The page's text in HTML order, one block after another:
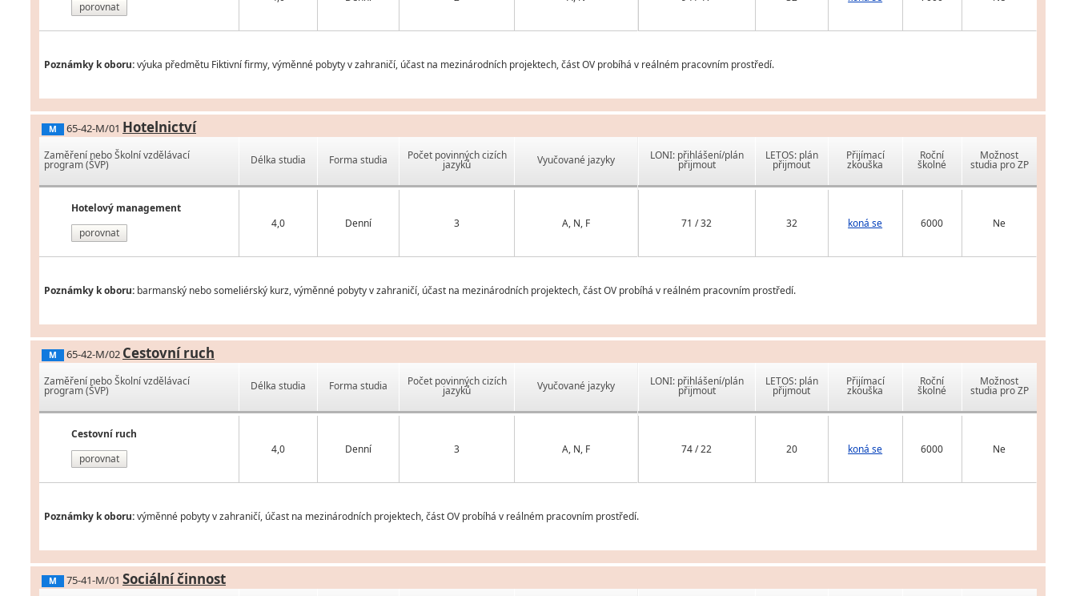
porovnat
Poznámky k oboru:výuka předmětu Fiktivní firmy, výměnné pobyty v zahraničí, účast na mezinárodních projektech, část OV probíhá v reálném pracovním prostředí.
M 65-42-M/01 Hotelnictví
Zaměření nebo Školní vzdělávací
program (ŠVP)
Hotelový management
porovnat
Délka studia Forma studia Počet povinných cizích
jazyků Vyučované jazyky
4,0 Denní 3 A, N, F
LONI: přihlášení/plán
přijmout
LETOS: plán
přijmout
Přijímací
zkouška
Roční
školné
Možnost
studia pro ZP
71 / 32 32 koná se 6000 Ne
Poznámky k oboru: barmanský nebo someliérský kurz, výměnné pobyty v zahraničí, účast na mezinárodních projektech, část OV probíhá v reálném pracovním prostředí.
M 65-42-M/02 Cestovní ruch
Zaměření nebo Školní vzdělávací
program (ŠVP)
Cestovní ruch
porovnat
Délka studia Forma studia Počet povinných cizích
jazyků Vyučované jazyky
4,0 Denní 3 A, N, F
LONI: přihlášení/plán
přijmout
LETOS: plán
přijmout
Přijímací
zkouška
Roční
školné
Možnost
studia pro ZP
74 / 22 20 koná se 6000 Ne
Poznámky k oboru:výměnné pobyty v zahraničí, účast na mezinárodních projektech, část OV probíhá v reálném pracovním prostředí.
M 75-41-M/01 Sociální činnost